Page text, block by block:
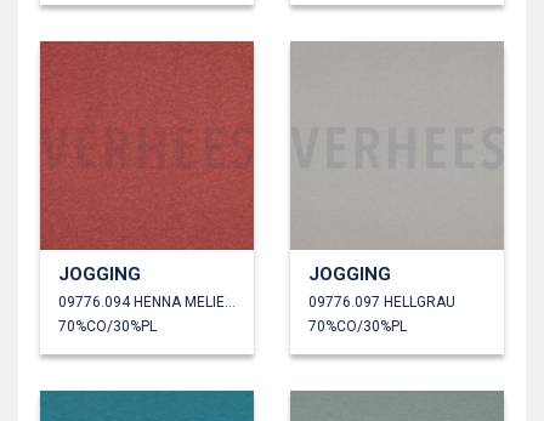
JOGGING
70%CO/30%PL
JOGGING
09776.097 HELLGRAU
70%CO/30%PL